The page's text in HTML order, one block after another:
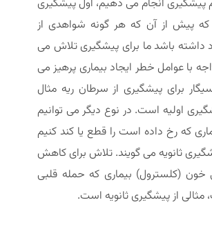
پیشگیری انجام می دهیم، اول پیشگیری
پیش از آن که هر گونه شواهدی از
داشته باشد ما برای پیشگیری تلاش می
با عوامل خطر ایجاد بیماری پرهیز می
برای پیشگیری از سرطان ریه مثال
اولیه است. در نوع دیگر می توانیم
که رخ داده است را قطع یا کند کنیم
ثانویه می گویند. تلاش برای کاهش
(کلسترول) بیماری که حمله قلبی
از پیشگیری ثانویه است.